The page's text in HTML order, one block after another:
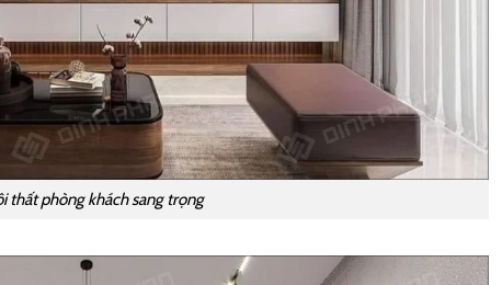
thất phòng khách sang trọng